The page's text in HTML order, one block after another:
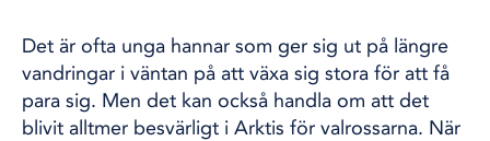
Det är ofta unga hannar som ger sig ut på längre
vandringar i väntan på att växa sig stora för att få
para sig. Men det kan också handla om att det
blivit alltmer besvärligt i Arktis för valrossarna. När